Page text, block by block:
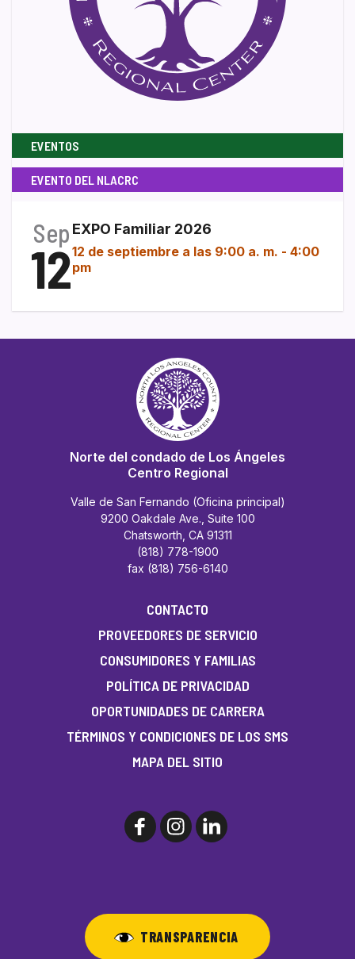
EVENTOS
EVENTO DEL NLACRC
Sep
12
EXPO Familiar 2026
12 de septiembre a las 9:00 a. m. - 4:00
pm
Norte del condado de Los Ángeles
Centro Regional
Valle de San Fernando (Oficina principal)
9200 Oakdale Ave., Suite 100
Chatsworth, CA 91311
(818) 778-1900
fax (818) 756-6140
CONTACTO
PROVEEDORES DE SERVICIO
CONSUMIDORES Y FAMILIAS
POLÍTICA DE PRIVACIDAD
OPORTUNIDADES DE CARRERA
TÉRMINOS Y CONDICIONES DE LOS SMS
MAPA DEL SITIO
TRANSPARENCIA